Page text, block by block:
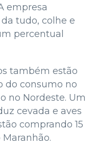
empresa
tudo, colhe e
percentual
também estão
do consumo no
no Nordeste. Um
cevada e aves
comprando 15